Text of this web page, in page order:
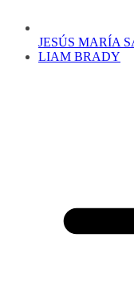
JESÚS MARÍA
LIAM BRADY